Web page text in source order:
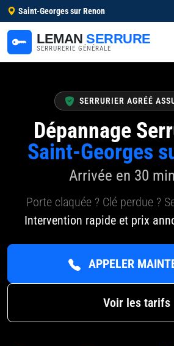
Saint-Georges sur Renon
LEMAN SERRURE
SERRURERIE GÉNÉRALE
SERRURIER AGRÉÉ
Dépannage
Saint-Georges
Arrivée en 30
Porte claquée ? Clé perdue ?
Intervention rapide et prix
APPELER
Voir les tarifs